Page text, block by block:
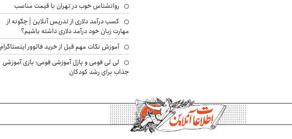
روانشناس خوب در تهران با قیمت مناسب
کسب درآمد دلاری از تدریس آنلاین | چگونه از
مهارت زبان خود درآمد دلاری داشته باشیم؟
آموزش نکات مهم قبل از خرید فالوور اینستاگرام
لی لی فومی و پازل آموزشی فومی؛ بازی آموزشی
جذاب برای رشد کودکان